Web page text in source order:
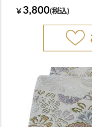
￥ 3,800(税込)